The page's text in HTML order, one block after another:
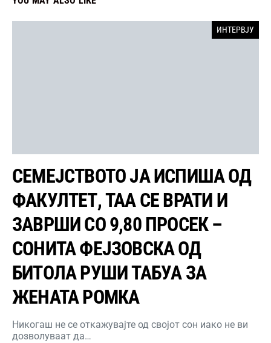
ИНТЕРВЈУ
СЕМЕЈСТВОТО ЈА ИСПИША ОД
ФАКУЛТЕТ, ТАА СЕ ВРАТИ И
ЗАВРШИ СО 9,80 ПРОСЕК –
СОНИТА ФЕЈЗОВСКА ОД
БИТОЛА РУШИ ТАБУА ЗА
ЖЕНАТА РОМКА
Никогаш не се откажувајте од својот сон иако не ви
дозволуваат да…